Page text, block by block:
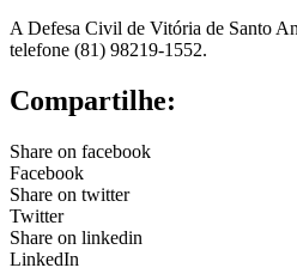
A Defesa Civil de Vitória de Santo
telefone (81) 98219-1552.
Compartilhe:
Share on facebook
Facebook
Share on twitter
Twitter
Share on linkedin
LinkedIn